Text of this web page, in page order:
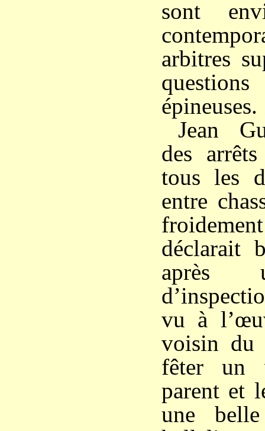
sont
arbitres
épineuses.
Jean
des
tous les
entre
déclarait
après
vu à
voisin du
fêter un
parent et
une